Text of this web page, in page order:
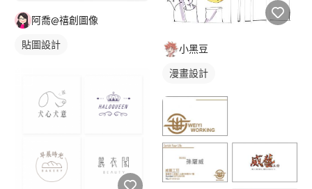
阿喬@禧創圖像
貼圖設計 小黑豆
漫畫設計